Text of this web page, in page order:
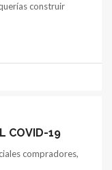
construir
COVID-19
compradores,